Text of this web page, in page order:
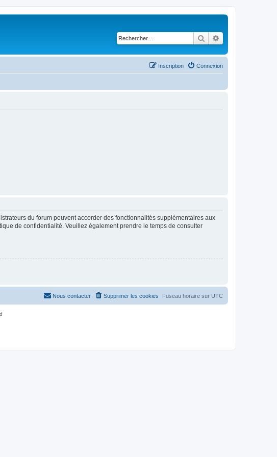
Rechercher
Connexion
Inscription
du forum peuvent accorder des fonctionnalités supplémentaires aux
de confidentialité. Veuillez également prendre le temps de consulter
Fuseau horaire sur UTC
Supprimer les cookies
Nous contacter